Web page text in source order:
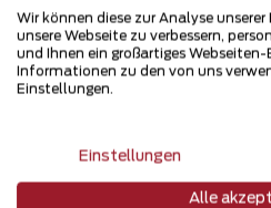
Mehrfach
Wir können diese zur Analyse
unsere Webseite zu verbessern,
und Ihnen ein großartiges
Informationen zu den von uns
Einstellungen.
Einstellungen
Alle